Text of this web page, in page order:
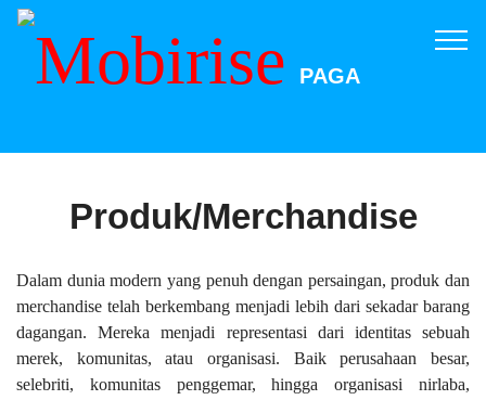
PAGA
Produk/Merchandise
Dalam dunia modern yang penuh dengan persaingan, produk dan
merchandise telah berkembang menjadi lebih dari sekadar barang
dagangan. Mereka menjadi representasi dari identitas sebuah
merek, komunitas, atau organisasi. Baik perusahaan besar,
selebriti, komunitas penggemar, hingga organisasi nirlaba,